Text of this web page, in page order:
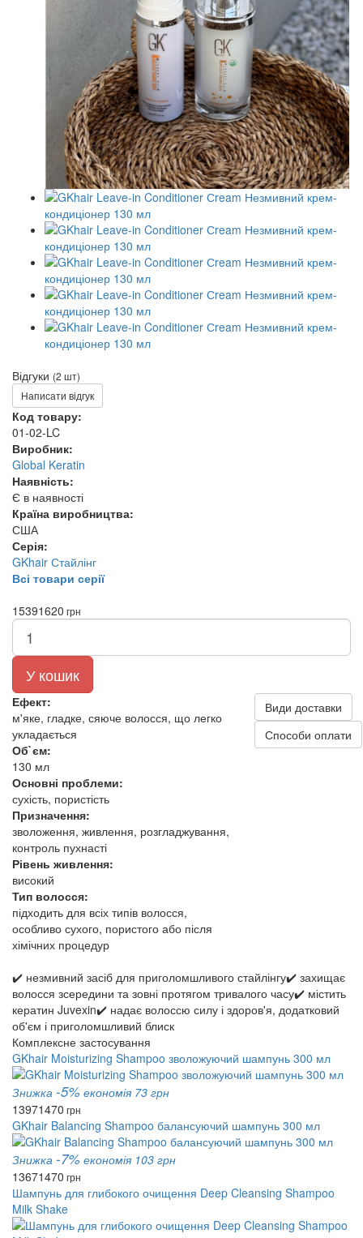
Відгуки (2 шт)
Написати відгук
Код товару:
01-02-LC
Виробник:
Global Keratin
Наявність:
Є в наявності
Країна виробництва:
США
Серія:
GKhair Стайлінг
Всі товари серії
15391620 грн
У кошик
Ефект:
м'яке, гладке, сяюче волосся, що легко
укладається
Об`єм:
130 мл
Основні проблеми:
сухість, пористість
Призначення:
зволоження, живлення, розгладжування,
контроль пухнасті
Рівень живлення:
високий
Тип волосся:
підходить для всіх типів волосся,
особливо сухого, пористого або після
хімічних процедур
Види доставки
Способи оплати
✔️ незмивний засіб для приголомшливого стайлінгу✔️ захищає
волосся зсередини та зовні протягом тривалого часу✔️ містить
кератин Juvexin✔️ надає волоссю силу і здоров'я, додатковий
об'єм і приголомшливий блиск
Комплексне застосування
GKhair Moisturizing Shampoo зволожуючий шампунь 300 мл
Знижка -5% економія 73 грн
13971470 грн
GKhair Balancing Shampoo балансуючий шампунь 300 мл
Знижка -7% економія 103 грн
13671470 грн
Шампунь для глибокого очищення Deep Cleansing Shampoo
Milk Shake